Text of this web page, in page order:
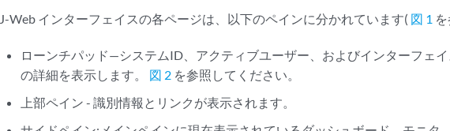
J-Web インターフェイスの各ページは、以下のペインに分かれています( 図 1 を
ローンチパッド—システムID、アクティブユーザー、およびインターフェ
の詳細を表示します。 図 2 を参照してください。
上部ペイン - 識別情報とリンクが表示されます。